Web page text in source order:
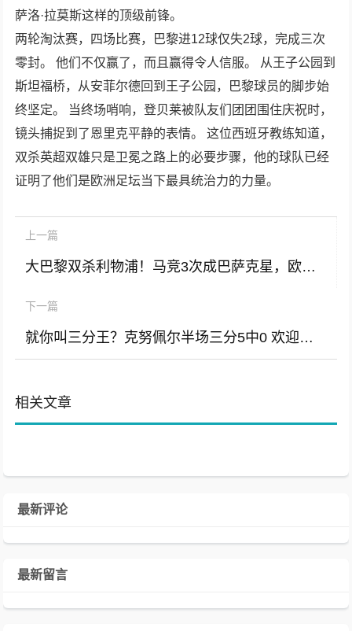
萨洛·拉莫斯这样的顶级前锋。
两轮淘汰赛，四场比赛，巴黎进12球仅失2球，完成三次
零封。 他们不仅赢了，而且赢得令人信服。 从王子公园到
斯坦福桥，从安菲尔德回到王子公园，巴黎球员的脚步始
终坚定。 当终场哨响，登贝莱被队友们团团围住庆祝时，
镜头捕捉到了恩里克平静的表情。 这位西班牙教练知道，
双杀英超双雄只是卫冕之路上的必要步骤，他的球队已经
证明了他们是欧洲足坛当下最具统治力的力量。
上一篇
大巴黎双杀利物浦！马竞3次成巴萨克星，欧冠四强已定两席
下一篇
就你叫三分王？克努佩尔半场三分5中0 欢迎来真正的NBA
相关文章
最新评论
最新留言